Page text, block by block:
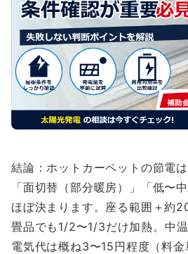
結論：ホットカーペットの節電
「面切替（部分暖房）」「低〜
ほぼ決まります。座る範囲＋約
畳品でも1/2〜1/3だけ加熱。中
電気代は概ね3〜15円程度（料金